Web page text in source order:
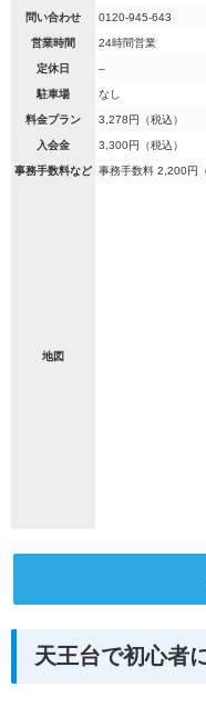
問い合わせ 0120-945-643
営業時間 24時間営業
定休日 –
駐車場 なし
料金プラン 3,278円（税込）
入会金 3,300円（税込）
事務手数料など 事務手数料 2,200円
地図
天王台で初心者